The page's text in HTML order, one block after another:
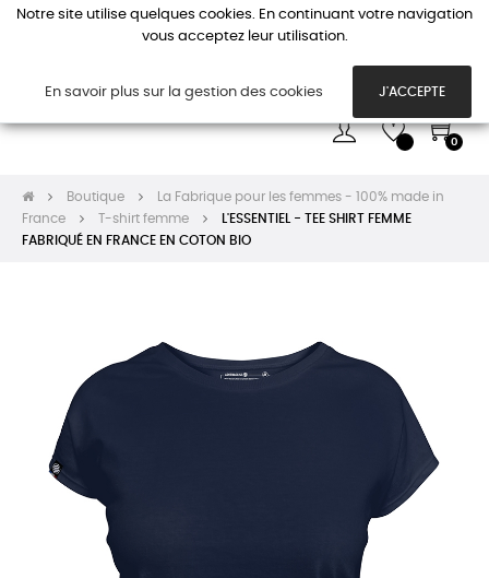
la
0
Boutique
La Fabrique pour les femmes - 100% made in
France
T-shirt femme
L'ESSENTIEL - TEE SHIRT FEMME
FABRIQUÉ EN FRANCE EN COTON BIO
Notre site utilise quelques cookies. En continuant votre navigation
vous acceptez leur utilisation.
En savoir plus sur la gestion des cookies J'ACCEPTE